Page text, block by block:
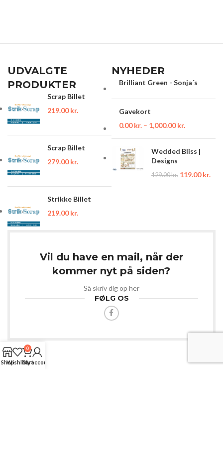
UDVALGTE
PRODUKTER
Scrap Billet
219.00kr.
Scrap Billet
279.00kr.
Strikke Billet
219.00kr.
NYHEDER
Brilliant Green - Sonja´s
Gavekort
0.00kr. – 1,000.00kr.
Wedded Bliss |
Designs
129.00kr. 119.00kr.
Vil du have en mail, når der
kommer nyt på siden?
Så skriv dig op her
FØLG OS
ShopWishlist
0
Cart
My account